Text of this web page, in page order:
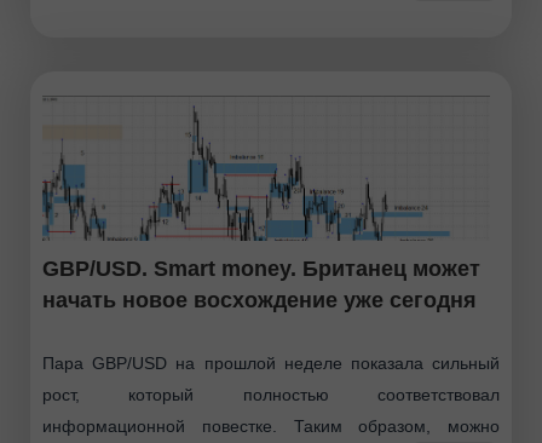
GBP/USD. Smart money. Британец может
начать новое восхождение уже сегодня
Пара GBP/USD на прошлой неделе показала сильный
рост, который полностью соответствовал
информационной повестке. Таким образом, можно